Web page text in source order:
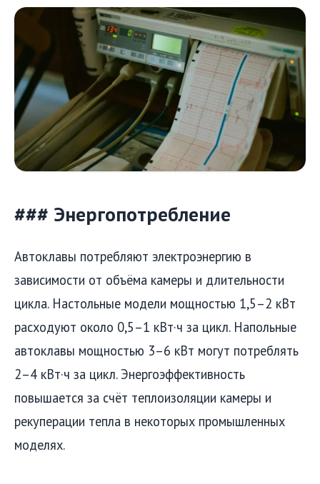
### Энергопотребление
Автоклавы потребляют электроэнергию в
зависимости от объёма камеры и длительности
цикла. Настольные модели мощностью 1,5–2 кВт
расходуют около 0,5–1 кВт·ч за цикл. Напольные
автоклавы мощностью 3–6 кВт могут потреблять
2–4 кВт·ч за цикл. Энергоэффективность
повышается за счёт теплоизоляции камеры и
рекуперации тепла в некоторых промышленных
моделях.